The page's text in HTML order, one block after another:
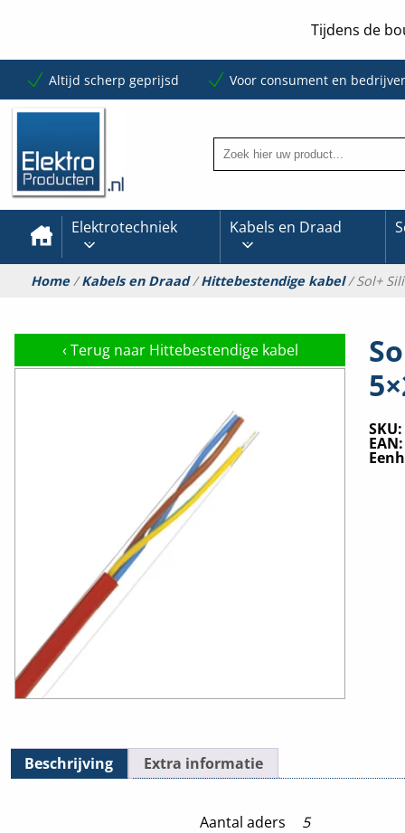
Tijdens de
Altijd scherp geprijsd Voor consument en
Elektrotechniek Kabels en Draad
Home/Kabels en Draad/Hittebestendige kabel/ Sol+
‹ Terug naar Hittebestendige kabel
SKU:
EAN:
Beschrijving Extra informatie
Aantal aders
5